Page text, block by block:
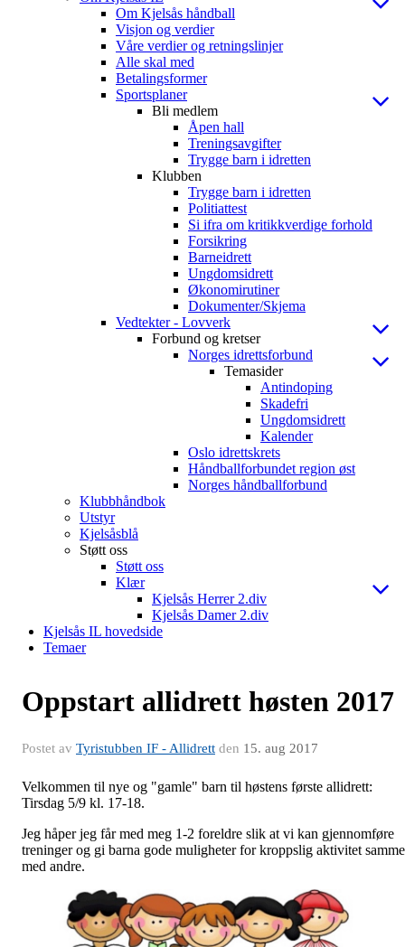
Om Kjelsås håndball
Visjon og verdier
Våre verdier og retningslinjer
Alle skal med
Betalingsformer
Sportsplaner
Bli medlem
Åpen hall
Treningsavgifter
Trygge barn i idretten
Klubben
Trygge barn i idretten
Politiattest
Si ifra om kritikkverdige forhold
Forsikring
Barneidrett
Ungdomsidrett
Økonomirutiner
Dokumenter/Skjema
Vedtekter - Lovverk
Forbund og kretser
Norges idrettsforbund
Temasider
Antindoping
Skadefri
Ungdomsidrett
Kalender
Oslo idrettskrets
Håndballforbundet region øst
Norges håndballforbund
Klubbhåndbok
Utstyr
Kjelsåsblå
Støtt oss
Støtt oss
Klær
Kjelsås Herrer 2.div
Kjelsås Damer 2.div
Kjelsås IL hovedside
Temaer
Oppstart allidrett høsten 2017
Postet av Tyristubben IF - Allidrett den 15. aug 2017
Velkommen til nye og "gamle" barn til høstens første allidrett:
Tirsdag 5/9 kl. 17-18.
Jeg håper jeg får med meg 1-2 foreldre slik at vi kan gjennomføre
treninger og gi barna gode muligheter for kroppslig aktivitet
med andre.